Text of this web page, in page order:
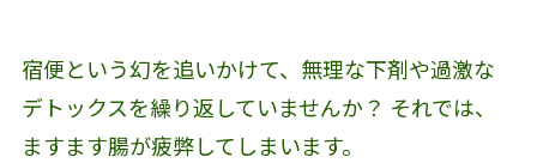
宿便という幻を追いかけて、無理な下剤や過激な
デトックスを繰り返していませんか？ それでは、
ますます腸が疲弊してしまいます。